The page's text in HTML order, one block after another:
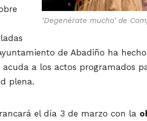
‘Degenérate mucho’ de
de Abadiño ha
a los actos programados
plena.
el día 3 de marzo con la